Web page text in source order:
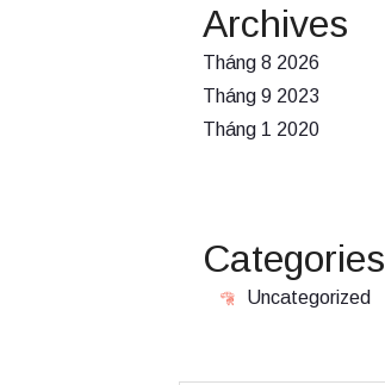
Archives
Tháng 8 2026
Tháng 9 2023
Tháng 1 2020
Categories
Uncategorized